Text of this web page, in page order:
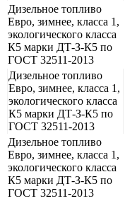
Дизельное топливо
Евро, зимнее, класса 1,
экологического класса
К5 марки ДТ-З-К5 по
ГОСТ 32511-2013
Дизельное топливо
Евро, зимнее, класса 1,
экологического класса
К5 марки ДТ-З-К5 по
ГОСТ 32511-2013
Дизельное топливо
Евро, зимнее, класса 1,
экологического класса
К5 марки ДТ-З-К5 по
ГОСТ 32511-2013